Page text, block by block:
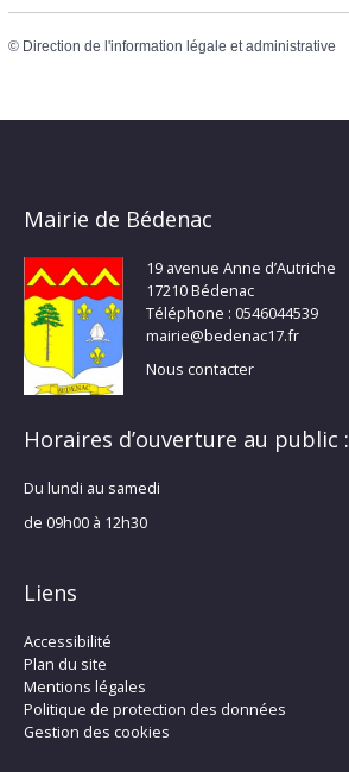
© Direction de l'information légale et administrative
Mairie de Bédenac
19 avenue Anne d’Autriche
17210 Bédenac
Téléphone : 0546044539
mairie@bedenac17.fr
Nous contacter
Horaires d’ouverture au public :
Du lundi au samedi
de 09h00 à 12h30
Liens
Accessibilité
Plan du site
Mentions légales
Politique de protection des données
Gestion des cookies